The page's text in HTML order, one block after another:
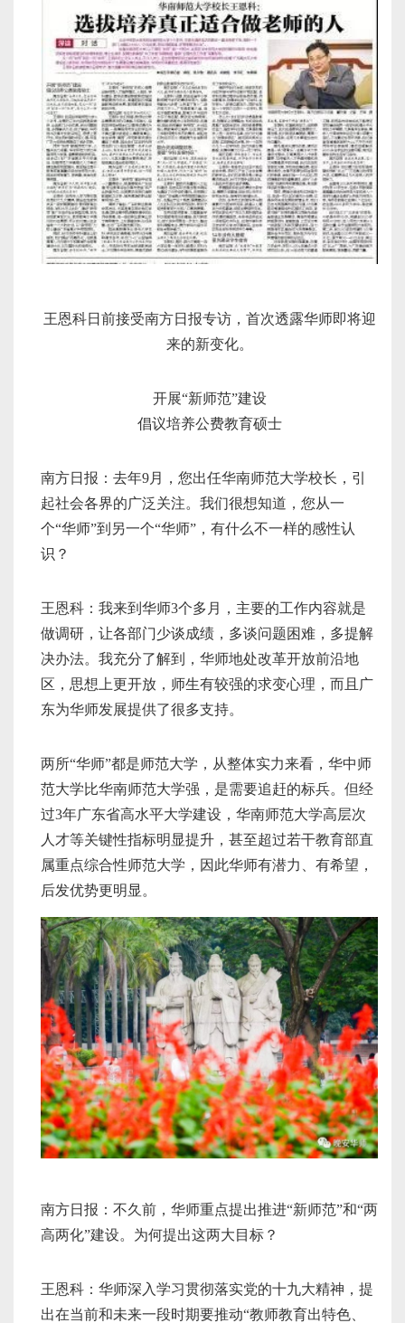
王恩科日前接受南方日报专访，首次透露华师即将迎
来的新变化。
开展“新师范”建设
倡议培养公费教育硕士
南方日报：去年9月，您出任华南师范大学校长，引
起社会各界的广泛关注。我们很想知道，您从一
个“华师”到另一个“华师”，有什么不一样的感性认
识？
王恩科：我来到华师3个多月，主要的工作内容就是
做调研，让各部门少谈成绩，多谈问题困难，多提解
决办法。我充分了解到，华师地处改革开放前沿地
区，思想上更开放，师生有较强的求变心理，而且广
东为华师发展提供了很多支持。
两所“华师”都是师范大学，从整体实力来看，华中师
范大学比华南师范大学强，是需要追赶的标兵。但经
过3年广东省高水平大学建设，华南师范大学高层次
人才等关键性指标明显提升，甚至超过若干教育部直
属重点综合性师范大学，因此华师有潜力、有希望，
后发优势更明显。
南方日报：不久前，华师重点提出推进“新师范”和“两
高两化”建设。为何提出这两大目标？
王恩科：华师深入学习贯彻落实党的十九大精神，提
出在当前和未来一段时期要推动“教师教育出特色、